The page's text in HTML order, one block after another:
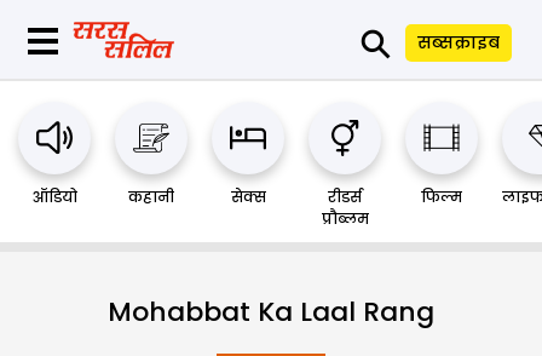
⚲ सब्सक्राइब
ऑडियो कहानी सेक्स
रीडर्स
प्रौब्लम
फिल्म
Mohabbat Ka Laal Rang